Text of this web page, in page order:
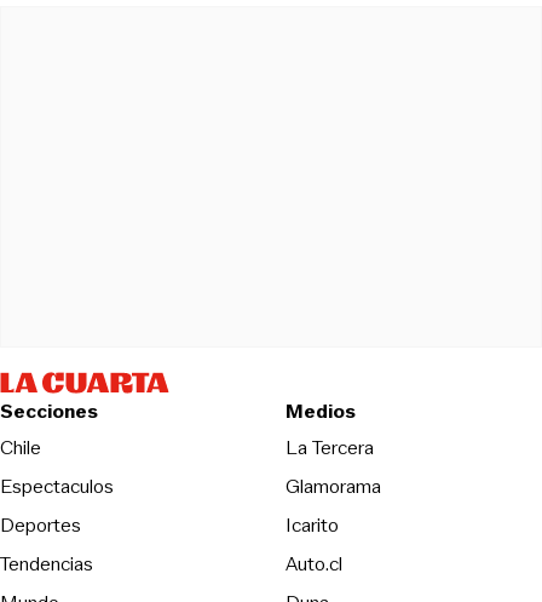
Secciones
Chile
Espectaculos
Deportes
Tendencias
Medios
La TerceraOpens in new
Glamorama
Icarito
Auto.cl